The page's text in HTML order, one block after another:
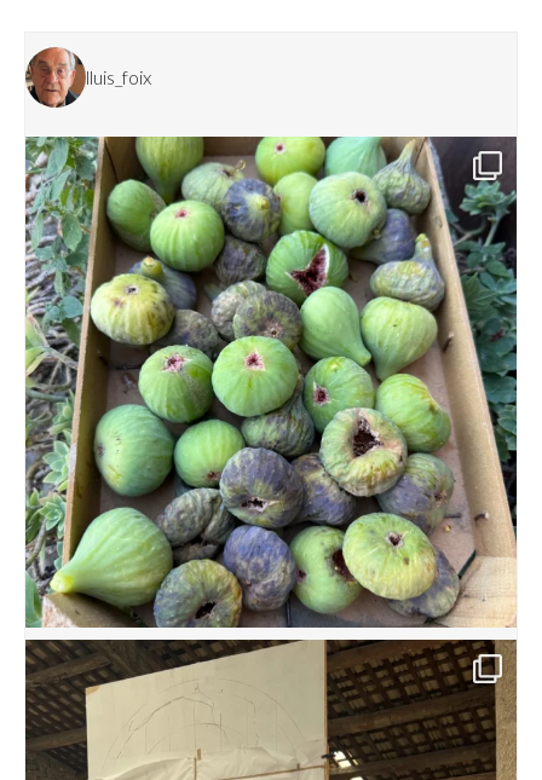
lluis_foix